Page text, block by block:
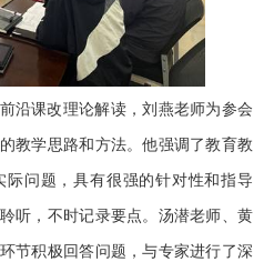
沿课改理论解读，刘燕老师为参会
教学思路和方法。他强调了教育教
问题，具有很强的针对性和指导
听，不时记录要点。汤潜老师、黄
节积极回答问题，与专家进行了深